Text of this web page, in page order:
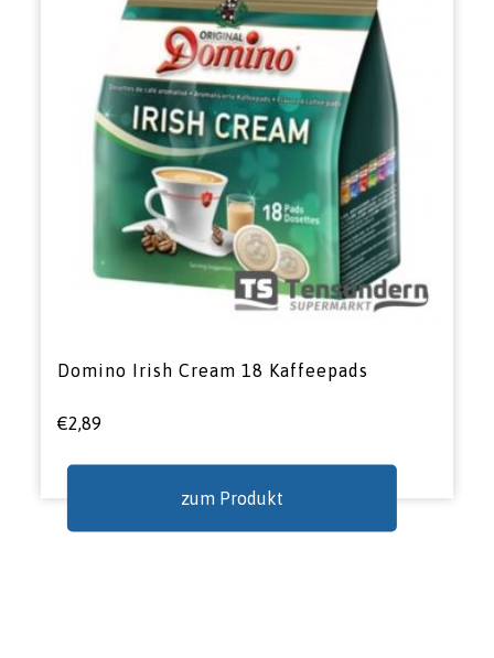
Domino Irish Cream 18 Kaffeepads
€2,89
zum Produkt